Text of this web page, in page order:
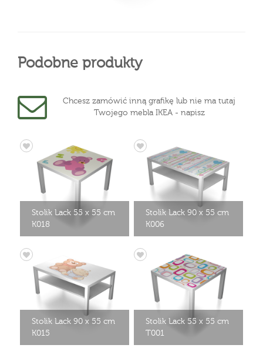
Podobne produkty
Chcesz zamówić inną grafikę lub nie ma tutaj
Twojego mebla IKEA - napisz
Stolik Lack 55 x 55 cm
K018
Stolik Lack 90 x 55 cm
K006
Stolik Lack 90 x 55 cm
K015
Stolik Lack 55 x 55 cm
T001